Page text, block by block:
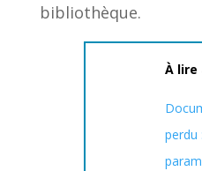
bibliothèque.
À lire
perdu :